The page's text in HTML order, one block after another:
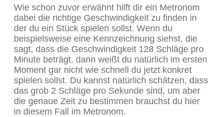
Wie schon zuvor erwähnt hilft dir ein Metronom
dabei die richtige Geschwindigkeit zu finden in
der du ein Stück spielen sollst. Wenn du
beispielsweise eine Kennzeichnung siehst, die
sagt, dass die Geschwindigkeit 128 Schläge pro
Minute beträgt, dann weißt du natürlich im ersten
Moment gar nicht wie schnell du jetzt konkret
spielen sollst. Du kannst natürlich schätzen, dass
das grob 2 Schläge pro Sekunde sind, um aber
die genaue Zeit zu bestimmen brauchst du hier
in diesem Fall im Metronom.